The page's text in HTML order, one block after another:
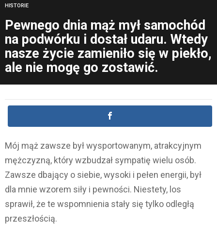
HISTORIE
Pewnego dnia mąż mył samochód
na podwórku i dostał udaru. Wtedy
nasze życie zamieniło się w piekło,
ale nie mogę go zostawić.
Mój mąż zawsze był wysportowanym, atrakcyjnym
mężczyzną, który wzbudzał sympatię wielu osób.
Zawsze dbający o siebie, wysoki i pełen energii, był
dla mnie wzorem siły i pewności. Niestety, los
sprawił, że te wspomnienia stały się tylko odległą
przeszłością.